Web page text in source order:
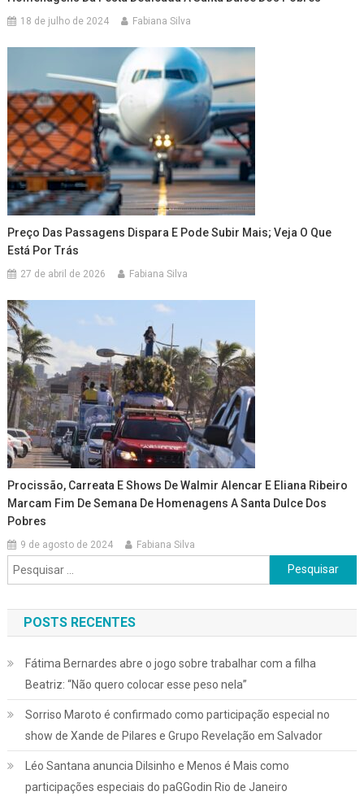
18 de julho de 2024 Fabiana Silva
Preço Das Passagens Dispara E Pode Subir Mais; Veja O Que
Está Por Trás
27 de abril de 2026 Fabiana Silva
Procissão, Carreata E Shows De Walmir Alencar E Eliana Ribeiro
Marcam Fim De Semana De Homenagens A Santa Dulce Dos
Pobres
9 de agosto de 2024 Fabiana Silva
Pesquisar
por:
POSTS RECENTES
Fátima Bernardes abre o jogo sobre trabalhar com a filha
Beatriz: “Não quero colocar esse peso nela”
Sorriso Maroto é confirmado como participação especial no
show de Xande de Pilares e Grupo Revelação em Salvador
Léo Santana anuncia Dilsinho e Menos é Mais como
participações especiais do paGGodin Rio de Janeiro